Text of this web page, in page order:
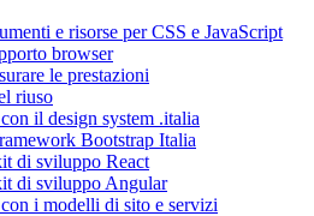
e risorse per CSS e JavaScript
browser
le prestazioni
riuso
il design system .italia
Bootstrap Italia
di sviluppo React
di sviluppo Angular
i modelli di sito e servizi